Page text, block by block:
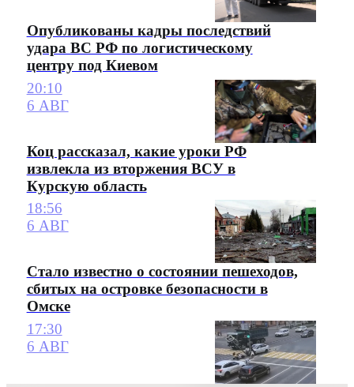
Опубликованы кадры последствий
удара ВС РФ по логистическому
центру под Киевом
20:10
6 АВГ
Коц рассказал, какие уроки РФ
извлекла из вторжения ВСУ в
Курскую область
18:56
6 АВГ
Стало известно о состоянии пешеходов,
сбитых на островке безопасности в
Омске
17:30
6 АВГ